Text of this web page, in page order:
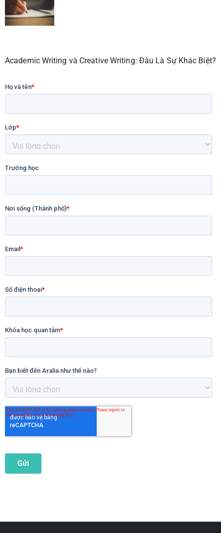
Academic Writing và Creative Writing: Đâu Là Sự Khác Biệt?